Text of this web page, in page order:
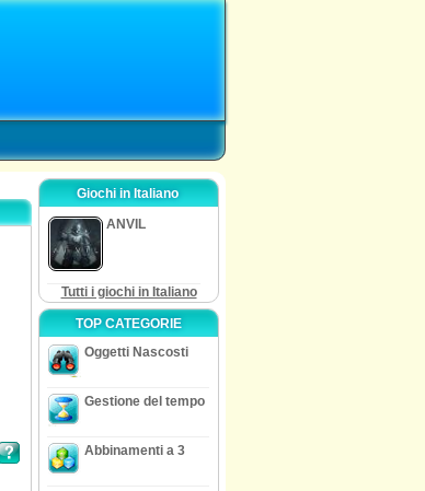
Giochi in Italiano
ANVIL
Tutti i giochi in Italiano
TOP CATEGORIE
Oggetti Nascosti
Gestione del tempo
Abbinamenti a 3